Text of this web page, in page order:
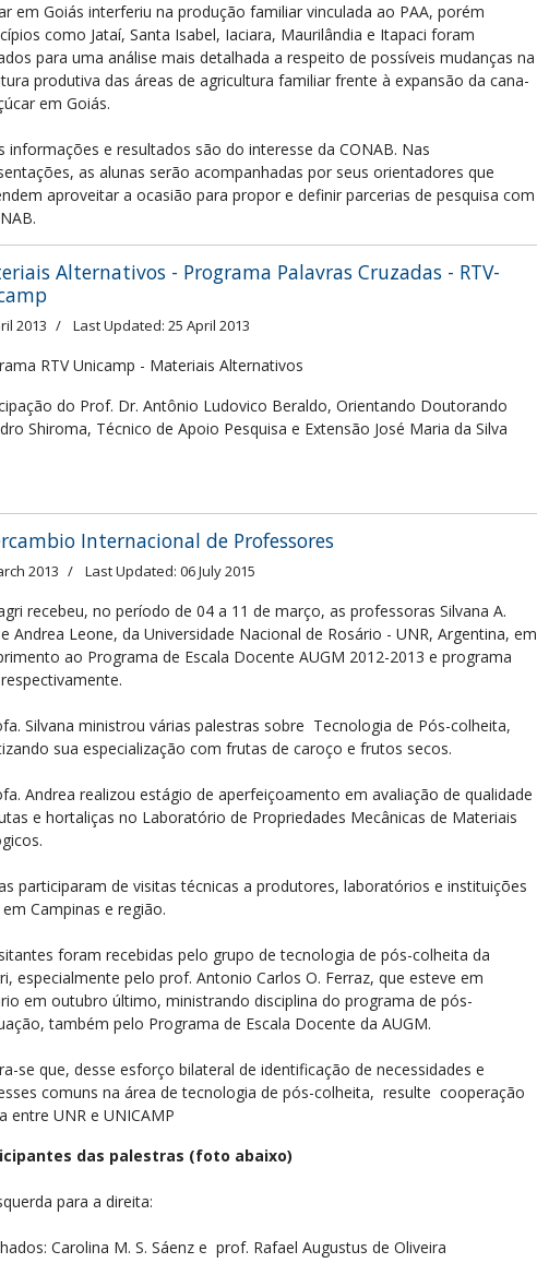
em Goiás interferiu na produção familiar vinculada ao PAA, porém
como Jataí, Santa Isabel, Iaciara, Maurilândia e Itapaci foram
para uma análise mais detalhada a respeito de possíveis mudanças na
produtiva das áreas de agricultura familiar frente à expansão da cana-
em Goiás.
informações e resultados são do interesse da CONAB. Nas
as alunas serão acompanhadas por seus orientadores que
aproveitar a ocasião para propor e definir parcerias de pesquisa com
Alternativos - Programa Palavras Cruzadas - RTV-
2013 Last Updated: 25 April 2013
RTV Unicamp - Materiais Alternativos
do Prof. Dr. Antônio Ludovico Beraldo, Orientando Doutorando
Shiroma, Técnico de Apoio Pesquisa e Extensão José Maria da Silva
Internacional de Professores
2013 Last Updated: 06 July 2015
recebeu, no período de 04 a 11 de março, as professoras Silvana A.
Andrea Leone, da Universidade Nacional de Rosário - UNR, Argentina, em
ao Programa de Escala Docente AUGM 2012-2013 e programa
respectivamente.
Silvana ministrou várias palestras sobre Tecnologia de Pós-colheita,
sua especialização com frutas de caroço e frutos secos.
Andrea realizou estágio de aperfeiçoamento em avaliação de qualidade
e hortaliças no Laboratório de Propriedades Mecânicas de Materiais
participaram de visitas técnicas a produtores, laboratórios e instituições
Campinas e região.
foram recebidas pelo grupo de tecnologia de pós-colheita da
especialmente pelo prof. Antonio Carlos O. Ferraz, que esteve em
em outubro último, ministrando disciplina do programa de pós-
também pelo Programa de Escala Docente da AUGM.
se que, desse esforço bilateral de identificação de necessidades e
comuns na área de tecnologia de pós-colheita, resulte cooperação
entre UNR e UNICAMP
das palestras (foto abaixo)
para a direita:
Carolina M. S. Sáenz e prof. Rafael Augustus de Oliveira